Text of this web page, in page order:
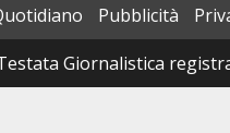
Pubblicità
Giornalistica